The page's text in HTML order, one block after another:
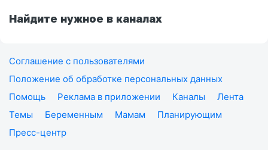
Найдите нужное в каналах
Соглашение с пользователями
Положение об обработке персональных данных
Помощь
Реклама в приложении Каналы
Лента
Темы
Беременным Мамам
Планирующим
Пресс-центр